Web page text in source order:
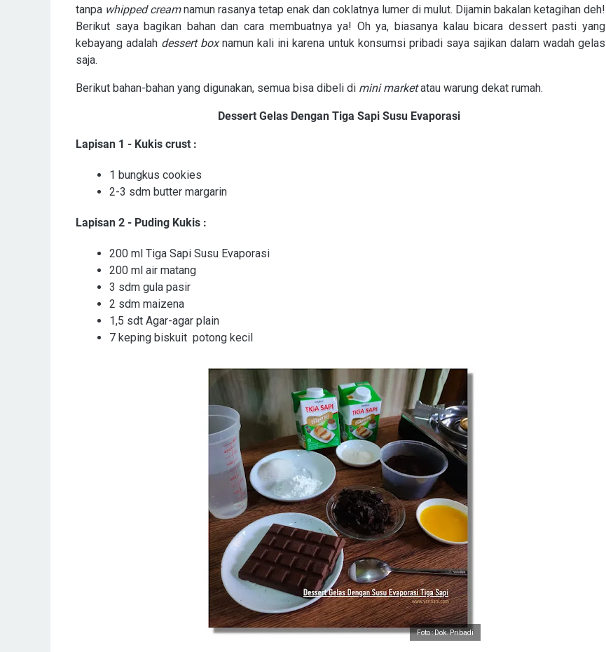
tanpa whipped creamnamun rasanya tetap enak dan coklatnya lumer di mulut. Dijamin bakalan ketagihan deh!
Berikut saya bagikan bahan dan cara membuatnya ya! Oh ya, biasanya kalau bicara dessert pasti yang
kebayang adalah dessert boxnamun kali ini karena untuk konsumsi pribadi saya sajikan dalam wadah gelas
saja.
Berikut bahan-bahan yang digunakan, semua bisa dibeli di mini marketatau warung dekat rumah.
Dessert Gelas Dengan Tiga Sapi Susu Evaporasi
Lapisan 1 - Kukis crust :
1 bungkus cookies
2-3 sdm butter margarin
Lapisan 2 - Puding Kukis :
200 ml Tiga Sapi Susu Evaporasi
200 ml air matang
3 sdm gula pasir
2 sdm maizena
1,5 sdt Agar-agar plain
7 keping biskuit potong kecil
Foto : Dok. Pribadi